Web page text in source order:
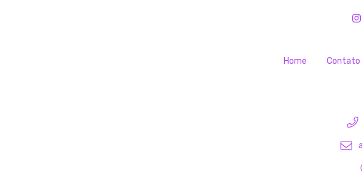
Home Contato